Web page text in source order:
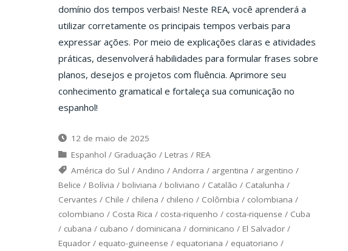
domínio dos tempos verbais! Neste REA, você aprenderá a
utilizar corretamente os principais tempos verbais para
expressar ações. Por meio de explicações claras e atividades
práticas, desenvolverá habilidades para formular frases sobre
planos, desejos e projetos com fluência. Aprimore seu
conhecimento gramatical e fortaleça sua comunicação no
espanhol!
12 de maio de 2025
Espanhol / Graduação / Letras / REA
América do Sul /Andino /Andorra / argentina / argentino /
Belice / Bolívia / boliviana / boliviano / Catalão / Catalunha /
Cervantes / Chile / chilena / chileno / Colômbia / colombiana /
colombiano / Costa Rica / costa-riquenho / costa-riquense / Cuba
/ cubana / cubano / dominicana / dominicano / El Salvador/
Equador/ equato-guineense / equatoriana / equatoriano /